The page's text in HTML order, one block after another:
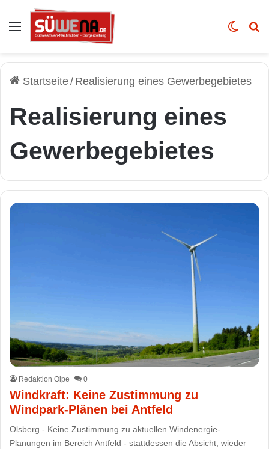
Auswahl Skin
Startseite/ Realisierung eines Gewerbegebietes
Realisierung eines
Gewerbegebietes
Redaktion Olpe 0
Windkraft: Keine Zustimmung zu
Windpark-Plänen bei Antfeld
Olsberg - Keine Zustimmung zu aktuellen Windenergie-
Planungen im Bereich Antfeld - stattdessen die Absicht, wieder